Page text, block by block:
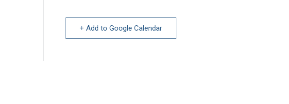
+ Add to Google Calendar